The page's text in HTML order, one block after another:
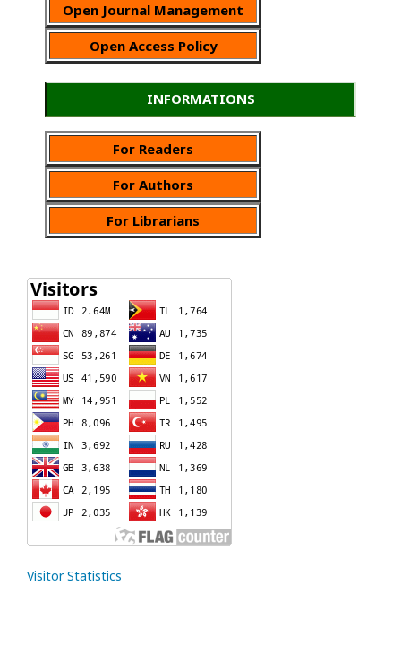
Open Journal Management
Open Access Policy
INFORMATIONS
For Readers
For Authors
For Librarians
Visitor Statistics